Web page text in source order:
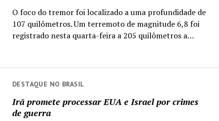
DESTAQUE NO BRASIL
Irã promete processar EUA e Israel por crimes
de guerra
O foco do tremor foi localizado a uma profundidade de
107 quilômetros. Um terremoto de magnitude 6,8 foi
registrado nesta quarta-feira a 205 quilômetros a…